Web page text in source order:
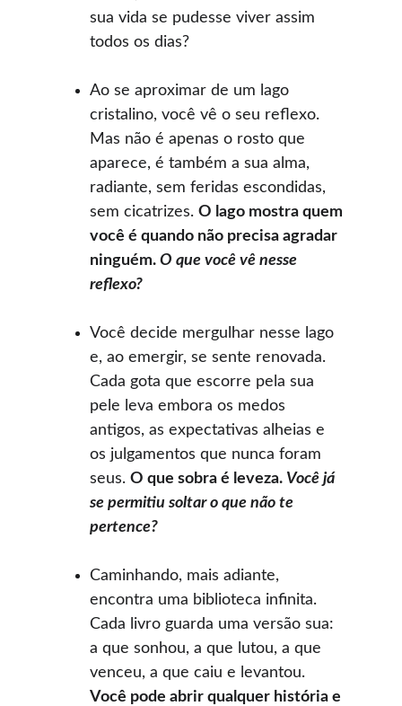
sua vida se pudesse viver assim
todos os dias?
Ao se aproximar de um lago
cristalino, você vê o seu reflexo.
Mas não é apenas o rosto que
aparece, é também a sua alma,
radiante, sem feridas escondidas,
sem cicatrizes. O lago mostra quem
você é quando não precisa agradar
ninguém. O que você vê nesse
reflexo?
Você decide mergulhar nesse lago
e, ao emergir, se sente renovada.
Cada gota que escorre pela sua
pele leva embora os medos
antigos, as expectativas alheias e
os julgamentos que nunca foram
seus. O que sobra é leveza. Você já
se permitiu soltar o que não te
pertence?
Caminhando, mais adiante,
encontra uma biblioteca infinita.
Cada livro guarda uma versão sua:
a que sonhou, a que lutou, a que
venceu, a que caiu e levantou.
Você pode abrir qualquer história e